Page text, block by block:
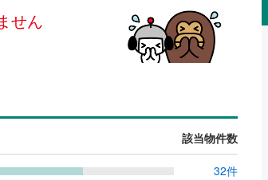
せん
該当物件数
32件
奈良
媛 高知
崎 熊本
西宇和郡伊方町
南宇和郡愛南町(0)
0）